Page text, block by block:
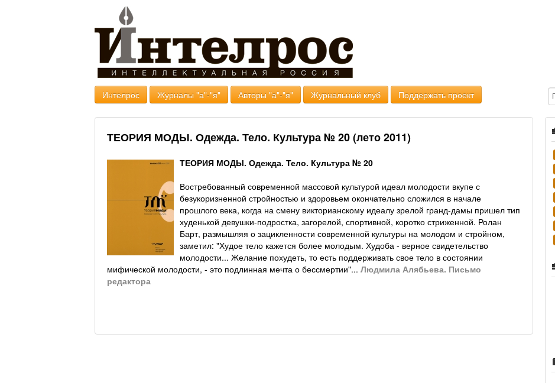
Интелрос Журналы "а"-"я" Авторы "а"-"я" Журнальный клуб Поддержать проект
ТЕОРИЯ МОДЫ. Одежда. Тело. Культура № 20 (лето 2011)
ТЕОРИЯ МОДЫ. Одежда. Тело. Культура № 20
Востребованный современной массовой культурой идеал молодости вкупе с
безукоризненной стройностью и здоровьем окончательно сложился в начале
прошлого века, когда на смену викторианскому идеалу зрелой гранд-дамы пришел тип
худенькой девушки-подростка, загорелой, спортивной, коротко стриженной. Ролан
Барт, размышляя о зацикленности современной культуры на молодом и стройном,
заметил: "Худое тело кажется более молодым. Худоба - верное свидетельство
молодости... Желание похудеть, то есть поддерживать свое тело в состоянии
мифической молодости, - это подлинная мечта о бессмертии"... Людмила Алябьева. Письмо
редактора